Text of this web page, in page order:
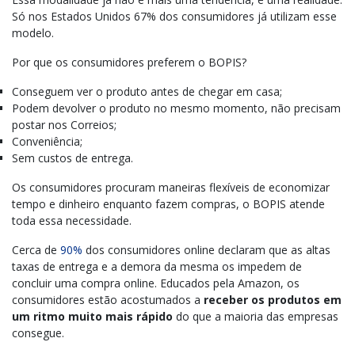
Só nos Estados Unidos 67% dos consumidores já utilizam esse
modelo.
Por que os consumidores preferem o BOPIS?
Conseguem ver o produto antes de chegar em casa;
Podem devolver o produto no mesmo momento, não precisam
postar nos Correios;
Conveniência;
Sem custos de entrega.
Os consumidores procuram maneiras flexíveis de economizar
tempo e dinheiro enquanto fazem compras, o BOPIS atende
toda essa necessidade.
Cerca de 90% dos consumidores online declaram que as altas
taxas de entrega e a demora da mesma os impedem de
concluir uma compra online. Educados pela Amazon, os
consumidores estão acostumados a receber os produtos em
um ritmo muito mais rápido do que a maioria das empresas
consegue.